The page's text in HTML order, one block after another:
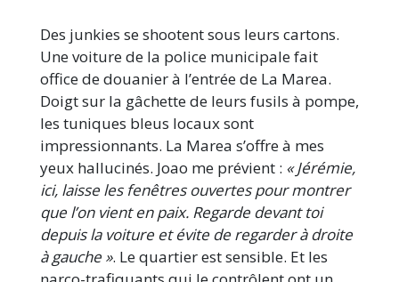
Des junkies se shootent sous leurs cartons.
Une voiture de la police municipale fait
office de douanier à l’entrée de La Marea.
Doigt sur la gâchette de leurs fusils à pompe,
les tuniques bleus locaux sont
impressionnants. La Marea s’offre à mes
yeux hallucinés. Joao me prévient : « Jérémie,
ici, laisse les fenêtres ouvertes pour montrer
que l’on vient en paix. Regarde devant toi
depuis la voiture et évite de regarder à droite
à gauche ». Le quartier est sensible. Et les